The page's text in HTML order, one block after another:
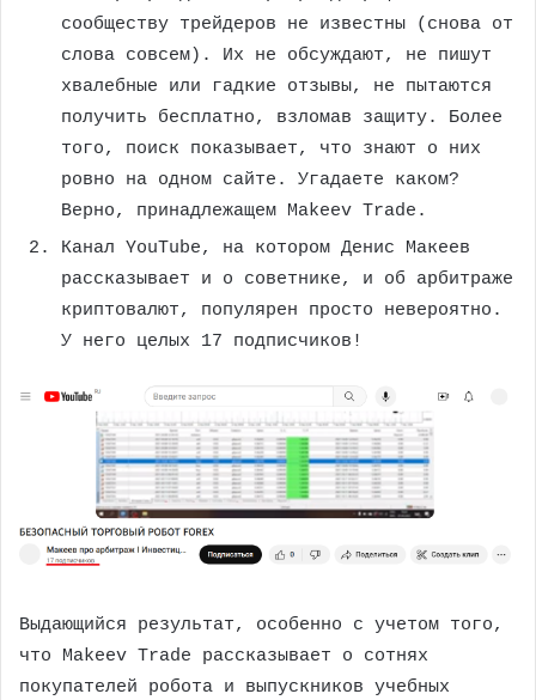
сообществу трейдеров не известны (снова от
слова совсем). Их не обсуждают, не пишут
хвалебные или гадкие отзывы, не пытаются
получить бесплатно, взломав защиту. Более
того, поиск показывает, что знают о них
ровно на одном сайте. Угадаете каком?
Верно, принадлежащем Makeev Trade.
Канал YouTube, на котором Денис Макеев
рассказывает и о советнике, и об арбитраже
криптовалют, популярен просто невероятно.
У него целых 17 подписчиков!
Выдающийся результат, особенно с учетом того,
что Makeev Trade рассказывает о сотнях
покупателей робота и выпускников учебных